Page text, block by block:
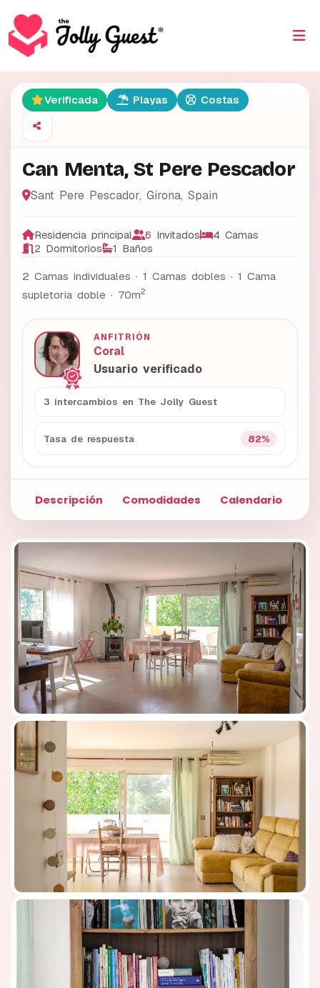
Verificada Playas Costas
Can Menta, St Pere Pescador
Sant Pere Pescador, Girona, Spain
Residencia principal 6 Invitados
4 Camas
2 Dormitorios
1 Baños
2 Camas individuales · 1 Camas dobles · 1 Cama
supletoria doble · 70m2
ANFITRIÓN
Coral
Usuario verificado
3 intercambios en The Jolly Guest
Tasa de respuesta 82%
Descripción Comodidades Calendario